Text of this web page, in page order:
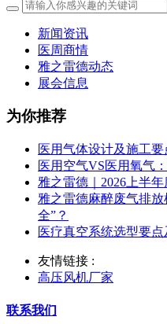
新闻资讯
医周商情
雅之雷德动态
展会信息
为你推荐
医用气体设计及施工要
医用空气VS医用氧气
雅之雷德｜2026上半
雅之雷德麻醉废气排
全”？
医疗真空系统选型要
友情链接 :
高压风机厂家
联系我们